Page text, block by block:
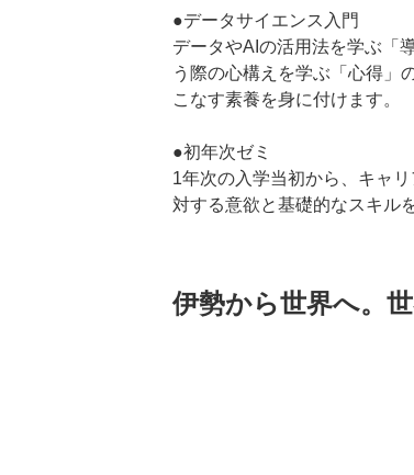
●データサイエンス入門
データやAIの活用法を学ぶ「
う際の心構えを学ぶ「心得」
こなす素養を身に付けます。
●初年次ゼミ
1年次の入学当初から、キャ
対する意欲と基礎的なスキル
伊勢から世界へ。